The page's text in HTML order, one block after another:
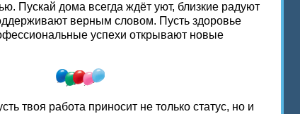
Пускай дома всегда ждёт уют, близкие радуют
верным словом. Пусть здоровье
успехи открывают новые
твоя работа приносит не только статус, но и